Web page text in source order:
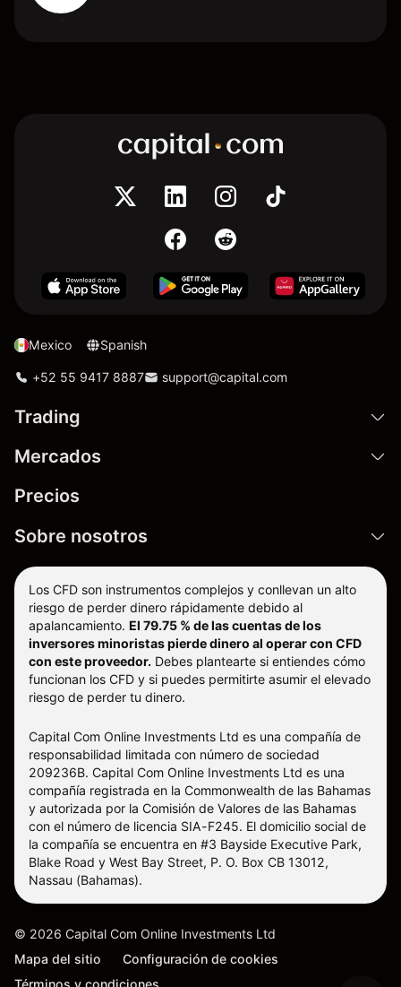
Mexico Spanish
+52 55 9417 8887 support@capital.com
Trading
Mercados
Precios
Sobre nosotros
Los CFD son instrumentos complejos y conllevan un alto
riesgo de perder dinero rápidamente debido al
apalancamiento. El 79.75 % de las cuentas de los
inversores minoristas pierde dinero al operar con CFD
con este proveedor. Debes plantearte si entiendes cómo
funcionan los CFD y si puedes permitirte asumir el elevado
riesgo de perder tu dinero.
Capital Com Online Investments Ltd es una compañía de
responsabilidad limitada con número de sociedad
209236B. Capital Com Online Investments Ltd es una
compañía registrada en la Commonwealth de las Bahamas
y autorizada por la Comisión de Valores de las Bahamas
con el número de licencia SIA-F245. El domicilio social de
la compañía se encuentra en #3 Bayside Executive Park,
Blake Road y West Bay Street, P. O. Box CB 13012,
Nassau (Bahamas).
© 2026 Capital Com Online Investments Ltd
Mapa del sitio
Configuración de cookies
Términos y condiciones